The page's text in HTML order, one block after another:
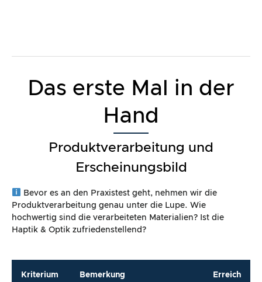
Das erste Mal in der
Hand
Produktverarbeitung und
Erscheinungsbild
Bevor es an den Praxistest geht, nehmen wir die
Produktverarbeitung genau unter die Lupe. Wie
hochwertig sind die verarbeiteten Materialien? Ist die
Haptik & Optik zufriedenstellend?
Kriterium Bemerkung
Erreich